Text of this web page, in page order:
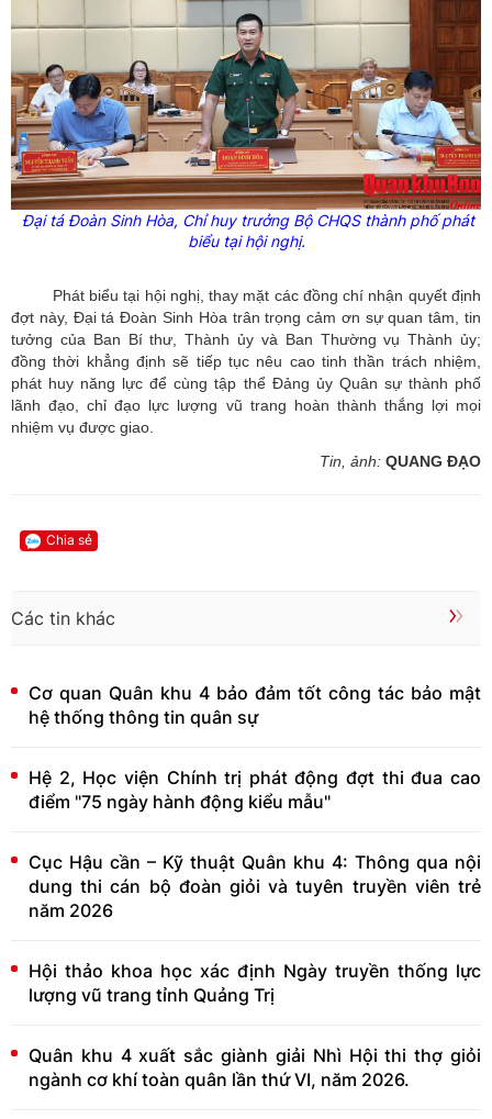
Đại tá Đoàn Sinh Hòa, Chỉ huy trưởng Bộ CHQS thành phố phát
biểu tại hội nghị.
Phát biểu tại hội nghị, thay mặt các đồng chí nhận quyết định
đợt này, Đại tá Đoàn Sinh Hòa trân trọng cảm ơn sự quan tâm, tin
tưởng của Ban Bí thư, Thành ủy và Ban Thường vụ Thành ủy;
đồng thời khẳng định sẽ tiếp tục nêu cao tinh thần trách nhiệm,
phát huy năng lực để cùng tập thể Đảng ủy Quân sự thành phố
lãnh đạo, chỉ đạo lực lượng vũ trang hoàn thành thắng lợi mọi
nhiệm vụ được giao.
Tin, ảnh: QUANG ĐẠO
Chia sẻ
Các tin khác
Cơ quan Quân khu 4 bảo đảm tốt công tác bảo mật
hệ thống thông tin quân sự
Hệ 2, Học viện Chính trị phát động đợt thi đua cao
điểm "75 ngày hành động kiểu mẫu"
Cục Hậu cần – Kỹ thuật Quân khu 4: Thông qua nội
dung thi cán bộ đoàn giỏi và tuyên truyền viên trẻ
năm 2026
Hội thảo khoa học xác định Ngày truyền thống lực
lượng vũ trang tỉnh Quảng Trị
Quân khu 4 xuất sắc giành giải Nhì Hội thi thợ giỏi
ngành cơ khí toàn quân lần thứ VI, năm 2026.